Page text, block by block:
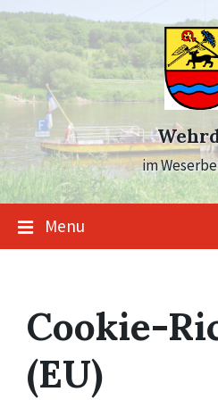
Skip
to
content
Skip
to
main
navigation
Skip
to
footer
im
Menu
Cookie-
(EU)